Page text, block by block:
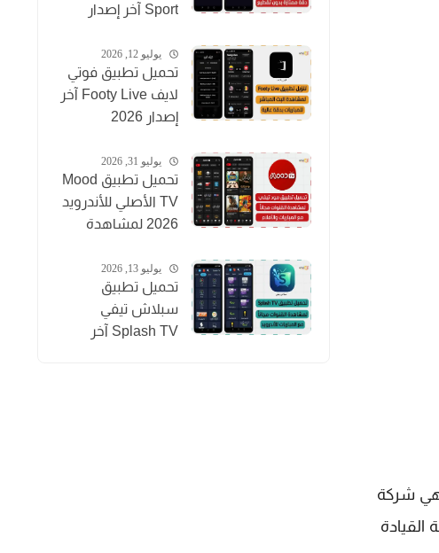
شركة
Sport آخر إصدار
المباريات مجاناً
يوليو 12, 2026
تحميل تطبيق فوتي
لايف Footy Live آخر
إصدار 2026
بث مباشر
يوليو 31, 2026
تحميل تطبيق Mood
TV الأصلي للأندرويد
2026 لمشاهدة
والأفلام
يوليو 13, 2026
تحميل تطبيق
سبلاش تيفي
Splash TV آخر